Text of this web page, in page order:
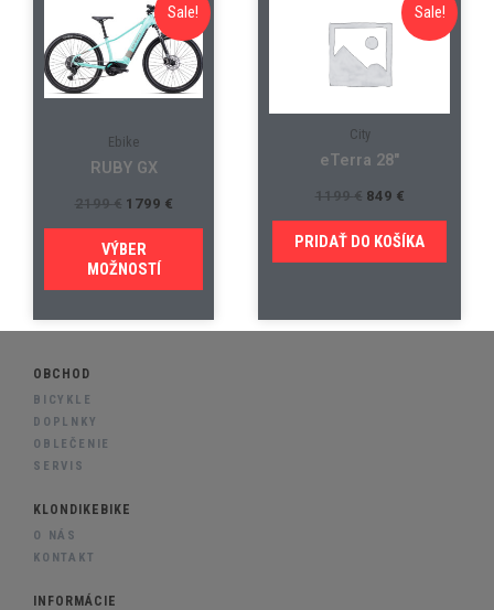
Sale!
Ebike
RUBY GX
2199€ 1799 €
VÝBER
MOŽNOSTÍ
Sale!
City
eTerra 28″
1199€ 849 €
PRIDAŤ DO KOŠÍKA
OBCHOD
BICYKLE
DOPLNKY
OBLEČENIE
SERVIS
KLONDIKEBIKE
O NÁS
KONTAKT
INFORMÁCIE